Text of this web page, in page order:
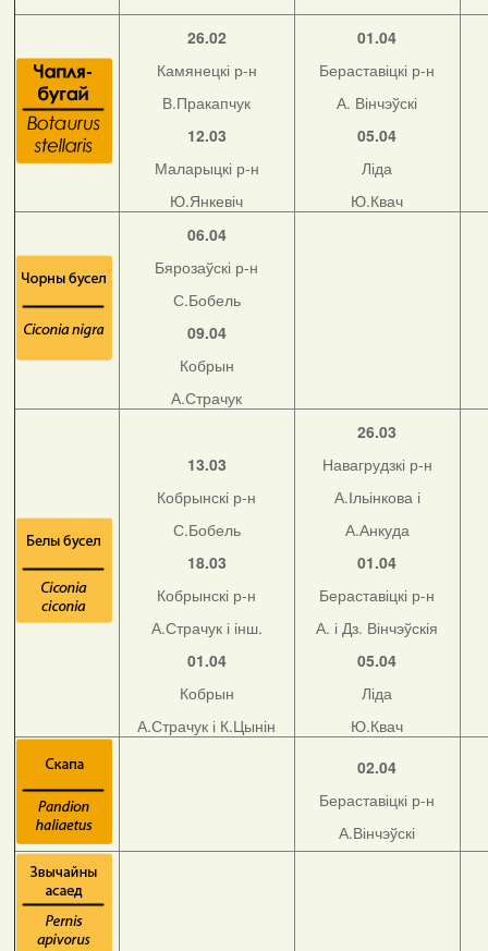
26.02
Камянецкі р-н
В.Пракапчук
12.03
Маларыцкі р-н
Ю.Янкевіч
01.04
Бераставіцкі р-н
А. Вінчэўскі
05.04
Ліда
Ю.Квач
06.04
Бярозаўскі р-н
С.Бобель
09.04
Кобрын
А.Страчук
13.03
Кобрынскі р-н
С.Бобель
18.03
Кобрынскі р-н
А.Страчук і інш.
01.04
Кобрын
А.Страчук і К.Цынін
26.03
Навагрудзкі р-н
А.Ільінкова і
А.Анкуда
01.04
Бераставіцкі р-н
А. і Дз. Вінчэўскія
05.04
Ліда
Ю.Квач
02.04
Бераставіцкі р-н
А.Вінчэўскі